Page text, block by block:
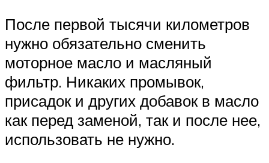
После первой тысячи километров
нужно обязательно сменить
моторное масло и масляный
фильтр. Никаких промывок,
присадок и других добавок в масло
как перед заменой, так и после нее,
использовать не нужно.